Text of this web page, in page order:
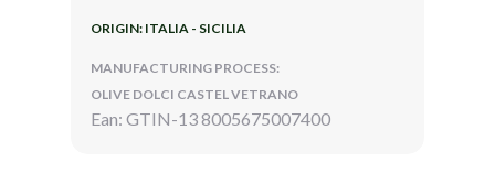
ORIGIN: ITALIA - SICILIA
MANUFACTURING PROCESS:
OLIVE DOLCI CASTEL VETRANO
Ean: GTIN-13 8005675007400